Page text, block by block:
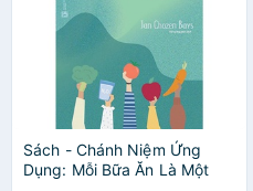
Sách - Chánh Niệm Ứng
Dụng: Mỗi Bữa Ăn Là Một